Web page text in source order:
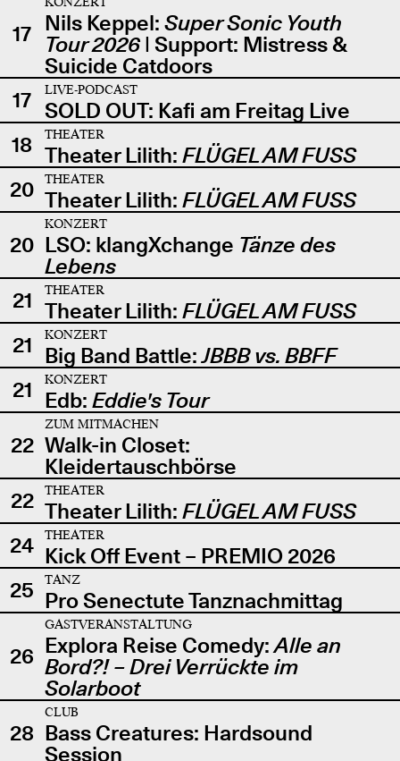
17 Nils Keppel: Super Sonic Youth
Tour 2026| Support: Mistress &
Suicide Catdoors
17
LIVE-PODCAST
SOLD OUT: Kafi am Freitag Live
18
THEATER
Theater Lilith: FLÜGEL AM FUSS
20
THEATER
Theater Lilith: FLÜGEL AM FUSS
20
KONZERT
LSO: klangXchange Tänze des
Lebens
21
THEATER
Theater Lilith: FLÜGEL AM FUSS
21
KONZERT
Big Band Battle:JBBB vs. BBFF
21
KONZERT
Edb: Eddie's Tour
22
ZUM MITMACHEN
Walk-in Closet:
Kleidertauschbörse
22
THEATER
Theater Lilith: FLÜGEL AM FUSS
24
THEATER
Kick Off Event – PREMIO 2026
25
TANZ
Pro Senectute Tanznachmittag
26
GASTVERANSTALTUNG
Explora Reise Comedy:Alle an
Bord?! – Drei Verrückte im
Solarboot
28
CLUB
Bass Creatures: Hardsound
Session